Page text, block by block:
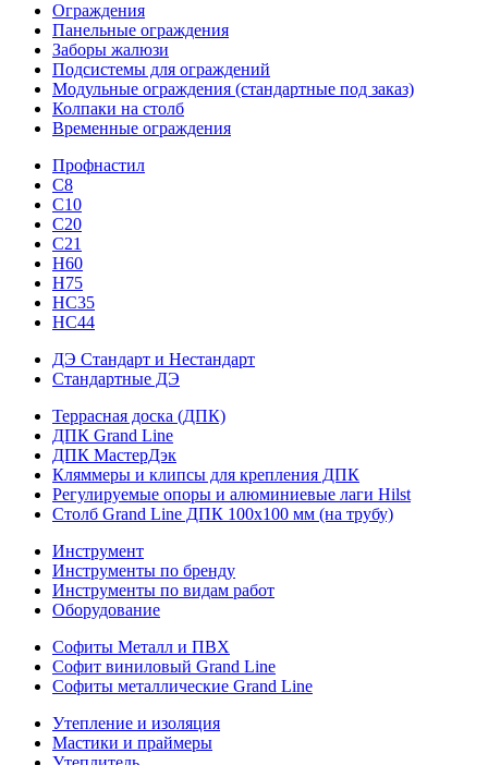
Ограждения
Панельные ограждения
Заборы жалюзи
Подсистемы для ограждений
Модульные ограждения (стандартные под заказ)
Колпаки на столб
Временные ограждения
Профнастил
С8
С10
С20
С21
H60
H75
HС35
НС44
ДЭ Стандарт и Нестандарт
Стандартные ДЭ
Террасная доска (ДПК)
ДПК Grand Line
ДПК МастерДэк
Кляммеры и клипсы для крепления ДПК
Регулируемые опоры и алюминиевые лаги Hilst
Столб Grand Line ДПК 100х100 мм (на трубу)
Инструмент
Инструменты по бренду
Инструменты по видам работ
Оборудование
Софиты Металл и ПВХ
Софит виниловый Grand Line
Софиты металлические Grand Line
Утепление и изоляция
Мастики и праймеры